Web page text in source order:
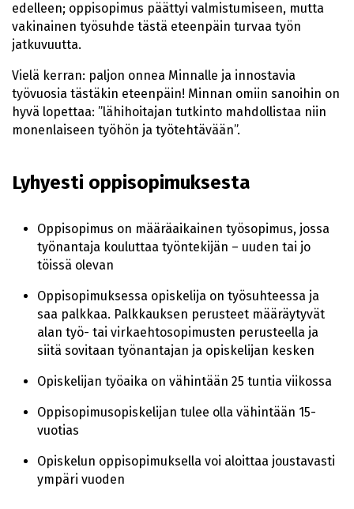
edelleen; oppisopimus päättyi valmistumiseen, mutta
vakinainen työsuhde tästä eteenpäin turvaa työn
jatkuvuutta.
Vielä kerran: paljon onnea Minnalle ja innostavia
työvuosia tästäkin eteenpäin! Minnan omiin sanoihin on
hyvä lopettaa: ”lähihoitajan tutkinto mahdollistaa niin
monenlaiseen työhön ja työtehtävään”.
Lyhyesti oppisopimuksesta
Oppisopimus on määräaikainen työsopimus, jossa
työnantaja kouluttaa työntekijän – uuden tai jo
töissä olevan
Oppisopimuksessa opiskelija on työsuhteessa ja
saa palkkaa. Palkkauksen perusteet määräytyvät
alan työ- tai virkaehtosopimusten perusteella ja
siitä sovitaan työnantajan ja opiskelijan kesken
Opiskelijan työaika on vähintään 25 tuntia viikossa
Oppisopimusopiskelijan tulee olla vähintään 15-
vuotias
Opiskelun oppisopimuksella voi aloittaa joustavasti
ympäri vuoden